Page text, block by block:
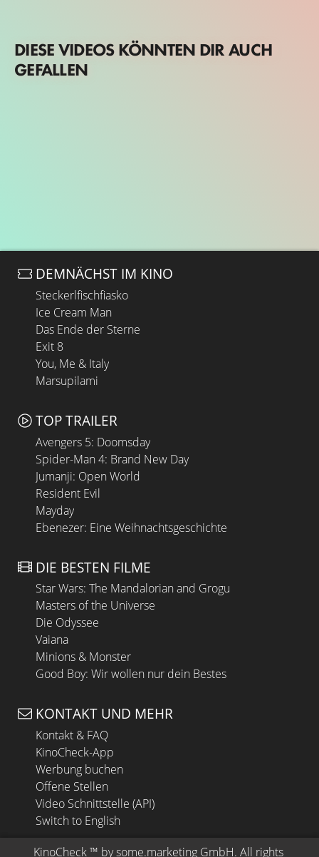
DIESE VIDEOS KÖNNTEN DIR AUCH
GEFALLEN
DEMNÄCHST IM KINO
Steckerlfischfiasko
Ice Cream Man
Das Ende der Sterne
Exit 8
You, Me & Italy
Marsupilami
TOP TRAILER
Avengers 5: Doomsday
Spider-Man 4: Brand New Day
Jumanji: Open World
Resident Evil
Mayday
Ebenezer: Eine Weihnachtsgeschichte
DIE BESTEN FILME
Star Wars: The Mandalorian and Grogu
Masters of the Universe
Die Odyssee
Vaiana
Minions & Monster
Good Boy: Wir wollen nur dein Bestes
KONTAKT UND MEHR
Kontakt & FAQ
KinoCheck-App
Werbung buchen
Offene Stellen
Video Schnittstelle (API)
Switch to English
KinoCheck ™ by some.marketing GmbH. All rights